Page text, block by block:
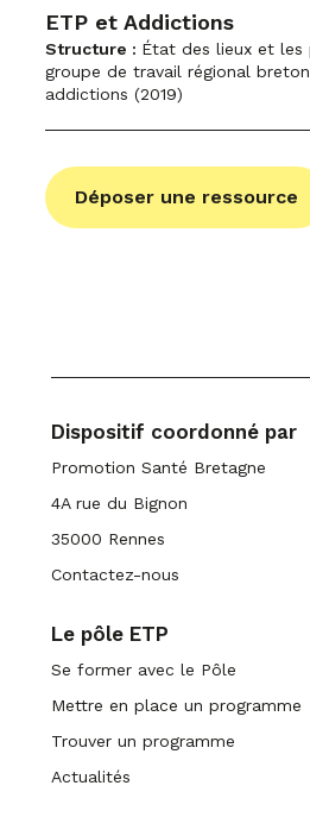
ETP et Addictions
Structure : État des lieux et les
groupe de travail régional
addictions (2019)
Déposer une ressource
Dispositif coordonné par
Promotion Santé Bretagne
4A rue du Bignon
35000 Rennes
Contactez-nous
Le pôle ETP
Se former avec le Pôle
Mettre en place un programme
Trouver un programme
Actualités